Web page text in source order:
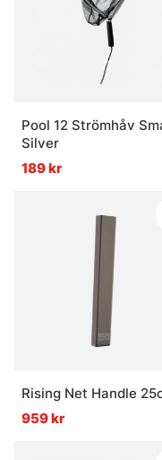
Pool 12 Strömhåv
Silver
189 kr
Rising Net Handle
959 kr